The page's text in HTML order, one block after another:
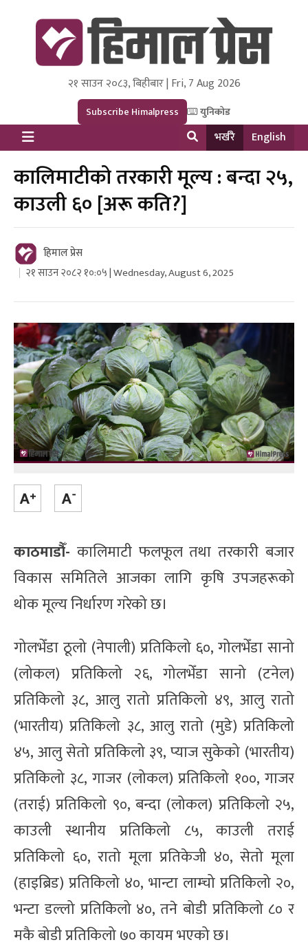
Himal Press
Dot NewsyNepal Media and Research Pvt Ltd.
२१ साउन २०८३, बिहीबार | Fri, 7 Aug 2026
Subscribe Himalpress युनिकोड
भर्खरै English
कालिमाटीको तरकारी मूल्य : बन्दा २५,
काउली ६० [अरू कति?]
हिमाल प्रेस
२१ साउन २०८२ १०:०५ | Wednesday, August 6, 2025
काठमाडौँ- कालिमाटी फलफूल तथा तरकारी बजार
विकास समितिले आजका लागि कृषि उपजहरूको
थोक मूल्य निर्धारण गरेको छ।
गोलभेँडा ठूलो (नेपाली) प्रतिकिलो ६०, गोलभेँडा सानो
(लोकल) प्रतिकिलो २६, गोलभेँडा सानो (टनेल)
प्रतिकिलो ३८, आलु रातो प्रतिकिलो ४९, आलु रातो
(भारतीय) प्रतिकिलो ३८, आलु रातो (मुडे) प्रतिकिलो
४५, आलु सेतो प्रतिकिलो ३९, प्याज सुकेको (भारतीय)
प्रतिकिलो ३८, गाजर (लोकल) प्रतिकिलो १००, गाजर
(तराई) प्रतिकिलो ९०, बन्दा (लोकल) प्रतिकिलो २५,
काउली स्थानीय प्रतिकिलो ८५, काउली तराई
प्रतिकिलो ६०, रातो मूला प्रतिकेजी ४०, सेतो मूला
(हाइब्रिड) प्रतिकिलो ४०, भान्टा लाम्चो प्रतिकिलो २०,
भन्टा डल्लो प्रतिकिलो ४०, तने बोडी प्रतिकिलो ८० र
मकै बोडी प्रतिकिलो ७० कायम भएको छ।